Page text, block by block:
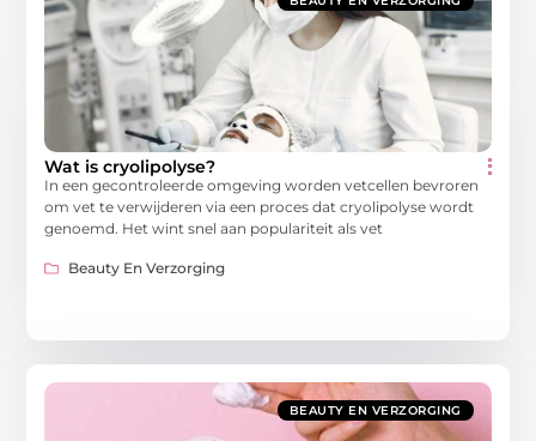
Wat is cryolipolyse?
In een gecontroleerde omgeving worden vetcellen bevroren
om vet te verwijderen via een proces dat cryolipolyse wordt
genoemd. Het wint snel aan populariteit als vet
Beauty En Verzorging
BEAUTY EN VERZORGING